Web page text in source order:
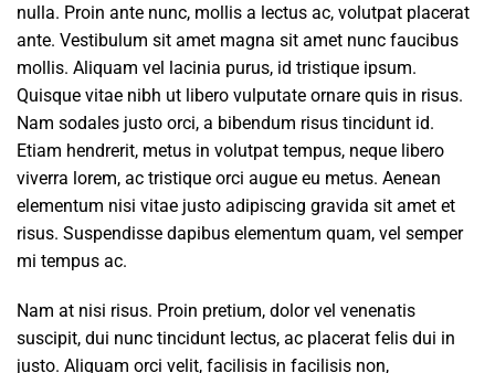
nulla. Proin ante nunc, mollis a lectus ac, volutpat placerat
ante. Vestibulum sit amet magna sit amet nunc faucibus
mollis. Aliquam vel lacinia purus, id tristique ipsum.
Quisque vitae nibh ut libero vulputate ornare quis in risus.
Nam sodales justo orci, a bibendum risus tincidunt id.
Etiam hendrerit, metus in volutpat tempus, neque libero
viverra lorem, ac tristique orci augue eu metus. Aenean
elementum nisi vitae justo adipiscing gravida sit amet et
risus. Suspendisse dapibus elementum quam, vel semper
mi tempus ac.
Nam at nisi risus. Proin pretium, dolor vel venenatis
suscipit, dui nunc tincidunt lectus, ac placerat felis dui in
justo. Aliquam orci velit, facilisis in facilisis non,